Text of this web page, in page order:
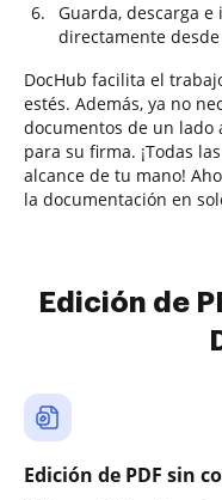
Guarda, descarga
directamente desde
DocHub facilita el
estés. Además, ya no
documentos de un lado
para su firma. ¡Todas
alcance de tu mano!
la documentación en
Edición de
Edición de PDF sin